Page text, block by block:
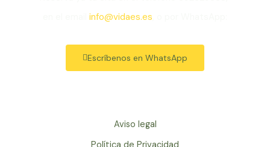
info@vidaes.es
Escríbenos en WhatsApp
Aviso legal